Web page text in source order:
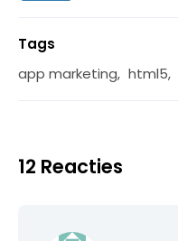
Tags
app marketing, html5,
12 Reacties